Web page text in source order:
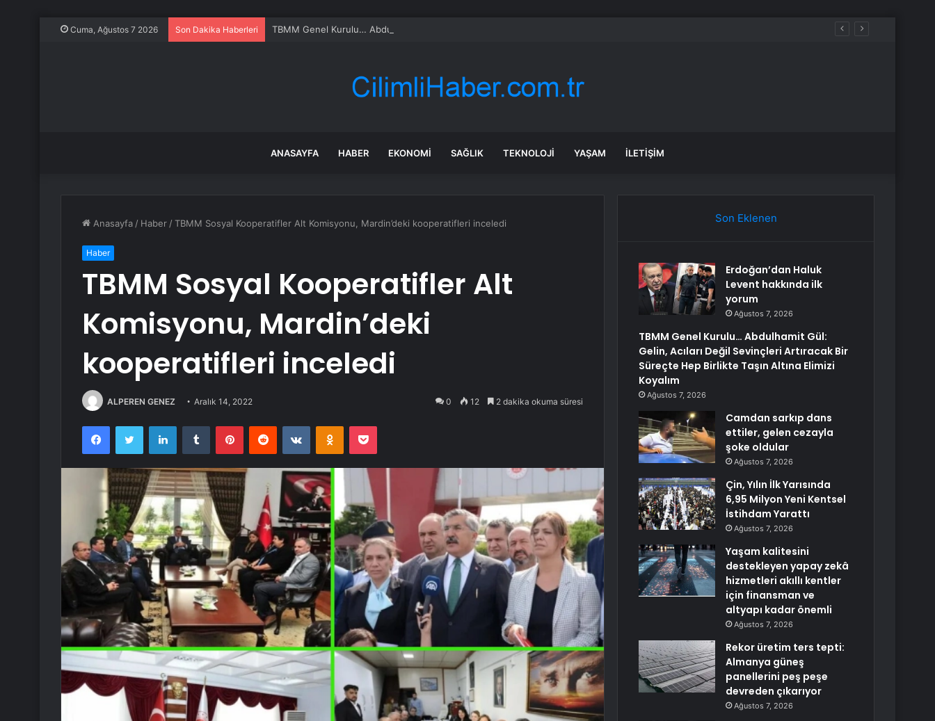
Cuma, Ağustos 7 2026 Son Dakika Haberleri TBMM Genel Kurulu… Abdulhamit Gül: Gelin, Acıları Değil Sevinçleri Artıracak Bir Süreçte Hep Birlikte Taşın Altına Elimizi Koyalım
ANASAYFA HABER EKONOMI SAĞLIK TEKNOLOJI YAŞAM İLETIŞIM
Anasayfa / Haber /TBMM Sosyal Kooperatifler Alt Komisyonu, Mardin’deki kooperatifleri inceledi
Haber
TBMM Sosyal Kooperatifler Alt
Komisyonu, Mardin’deki
kooperatifleri inceledi
ALPEREN GENEZ Aralık 14, 2022 0 12 2 dakika okuma süresi
FacebookTwitter LinkedInTumblr PinterestReddit VKontakteOdnoklassniki
Pocket
Son Eklenen
Erdoğan’dan Haluk
Levent hakkında ilk
yorum
Ağustos 7, 2026
TBMM Genel Kurulu… Abdulhamit Gül:
Gelin, Acıları Değil Sevinçleri Artıracak Bir
Süreçte Hep Birlikte Taşın Altına Elimizi
Koyalım
Ağustos 7, 2026
Camdan sarkıp dans
ettiler, gelen cezayla
şoke oldular
Ağustos 7, 2026
Çin, Yılın İlk Yarısında
6,95 Milyon Yeni Kentsel
İstihdam Yarattı
Ağustos 7, 2026
Yaşam kalitesini
destekleyen yapay zekâ
hizmetleri akıllı kentler
için finansman ve
altyapı kadar önemli
Ağustos 7, 2026
Rekor üretim ters tepti:
Almanya güneş
panellerini peş peşe
devreden çıkarıyor
Ağustos 7, 2026